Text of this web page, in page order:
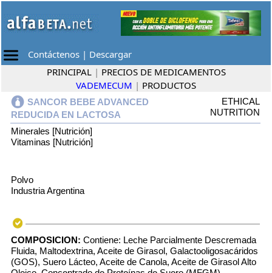
Contáctenos | Descargar
PRINCIPAL | PRECIOS DE MEDICAMENTOS
VADEMECUM | PRODUCTOS
SANCOR BEBE ADVANCED
REDUCIDA EN LACTOSA
ETHICAL
NUTRITION
Minerales [Nutrición]
Vitaminas [Nutrición]
Polvo
Industria Argentina
COMPOSICION: Contiene: Leche Parcialmente Descremada
Fluida, Maltodextrina, Aceite de Girasol, Galactooligosacáridos
(GOS), Suero Lácteo, Aceite de Canola, Aceite de Girasol Alto